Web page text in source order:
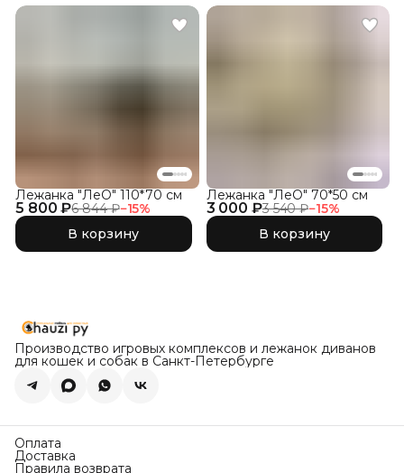
5 800 ₽6 844 ₽−15%
Лежанка "ЛеО" 110*70 см
В корзину
3 000 ₽3 540 ₽−15%
Лежанка "ЛеО" 70*50 см
В корзину
Производство игровых комплексов и лежанок диванов
для кошек и собак в Санкт-Петербурге
Оплата
Доставка
Правила возврата